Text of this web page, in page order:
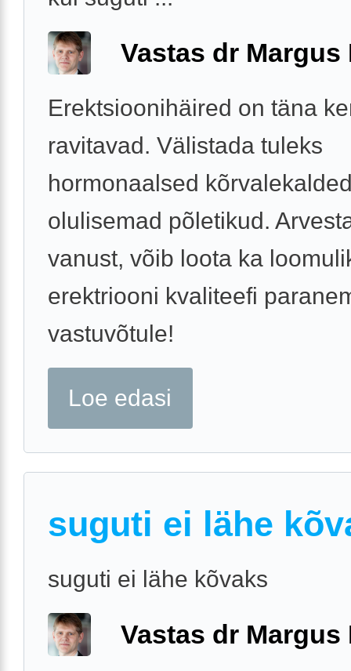
Vastas dr Margus
Erektsioonihäired on täna
ravitavad. Välistada tuleks
hormonaalsed
olulisemad põletikud.
vanust, võib loota ka
erektriooni kvaliteefi
vastuvõtule!
Loe edasi
suguti ei lähe
suguti ei lähe kõvaks
Vastas dr Margus